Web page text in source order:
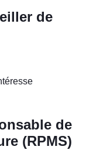
de
de
(RPMS)